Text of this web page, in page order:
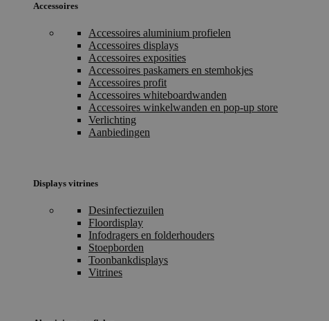
Accessoires
Accessoires aluminium profielen
Accessoires displays
Accessoires exposities
Accessoires paskamers en stemhokjes
Accessoires profit
Accessoires whiteboardwanden
Accessoires winkelwanden en pop-up store
Verlichting
Aanbiedingen
Displays vitrines
Desinfectiezuilen
Floordisplay
Infodragers en folderhouders
Stoepborden
Toonbankdisplays
Vitrines